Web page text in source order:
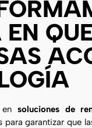
en soluciones de
para garantizar que